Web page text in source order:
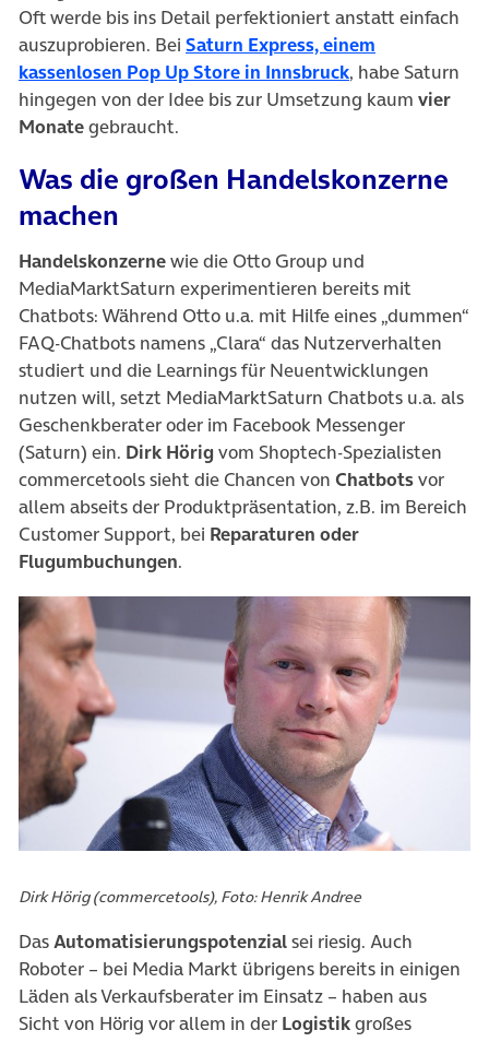
Oft werde bis ins Detail perfektioniert anstatt einfach
auszuprobieren. Bei Saturn Express, einem
kassenlosen Pop Up Store in Innsbruck(öffnet in
, habe Saturn
hingegen von der Idee bis zur Umsetzung kaum vier
Monategebraucht.
Was die großen Handelskonzerne
machen
Handelskonzernewie die Otto Group und
MediaMarktSaturn experimentieren bereits mit
Chatbots: Während Otto u.a. mit Hilfe eines „dummen“
FAQ-Chatbots namens „Clara“ das Nutzerverhalten
studiert und die Learnings für Neuentwicklungen
nutzen will, setzt MediaMarktSaturn Chatbots u.a. als
Geschenkberater oder im Facebook Messenger
(Saturn) ein. Dirk Hörig vom Shoptech-Spezialisten
commercetools sieht die Chancen von Chatbotsvor
allem abseits der Produktpräsentation, z.B. im Bereich
Customer Support, bei Reparaturen oder
Flugumbuchungen.
Dirk Hörig (commercetools), Foto: Henrik Andree
DasAutomatisierungspotenzialsei riesig. Auch
Roboter – bei Media Markt übrigens bereits in einigen
Läden als Verkaufsberater im Einsatz – haben aus
Sicht von Hörig vor allem in der Logistikgroßes